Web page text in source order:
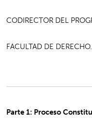
CODIRECTOR DEL P
FACULTAD DE DERECHO
Parte 1: Proceso